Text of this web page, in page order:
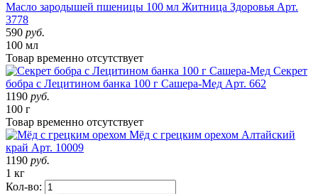
Масло зародышей пшеницы 100 мл Житница Здоровья Арт.
3778
590 руб.
100 мл
Товар временно отсутствует
Секрет
бобра с Лецитином банка 100 г Сашера-Мед Арт. 662
1190 руб.
100 г
Товар временно отсутствует
Мёд с грецким орехом Алтайский
край Арт. 10009
1190 руб.
1 кг
Кол-во: